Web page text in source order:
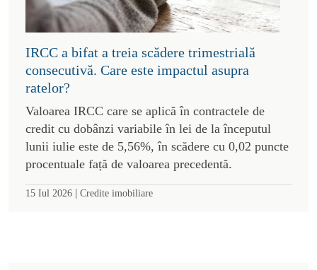
IRCC a bifat a treia scădere trimestrială
consecutivă. Care este impactul asupra
ratelor?
Valoarea IRCC care se aplică în contractele de
credit cu dobânzi variabile în lei de la începutul
lunii iulie este de 5,56%, în scădere cu 0,02 puncte
procentuale față de valoarea precedentă.
15 Iul 2026 | Credite imobiliare